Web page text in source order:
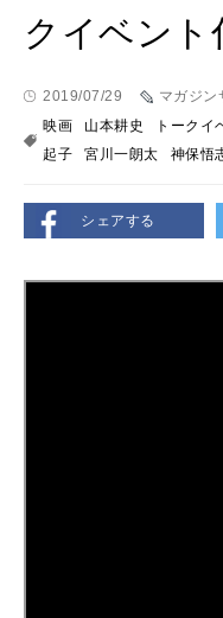
クイベント
2019/07/29
マガジン
映画
山本耕史 トークイ
起子
宮川一朗太 神保悟
シェアする